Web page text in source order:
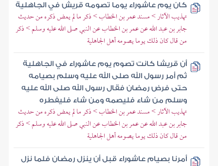
كان يوم عاشوراء يوما تصومه قريش في الجاهلية
تهذيب الآثار > مسند عمر بن الخطاب > ذكر ما لم يمض ذكره من حديث
جابر بن عبد الله عن عمر بن الخطاب عن النبي صلى الله عليه وسلم > ذكر
من قال كان ذلك يوما يصومه أهل الجاهلية
أن قريشا كانت تصوم يوم عاشوراء في الجاهلية
ثم أمر رسول الله صلى الله عليه وسلم بصيامه
حتى فرض رمضان فقال رسول الله صلى الله عليه
وسلم من شاء فليصمه ومن شاء فليفطره
تهذيب الآثار > مسند عمر بن الخطاب > ذكر ما لم يمض ذكره من حديث
جابر بن عبد الله عن عمر بن الخطاب عن النبي صلى الله عليه وسلم > ذكر
من قال كان ذلك يوما يصومه أهل الجاهلية
أمرنا بصيام عاشوراء قبل أن ينزل رمضان فلما نزل